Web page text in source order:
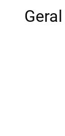
Geral